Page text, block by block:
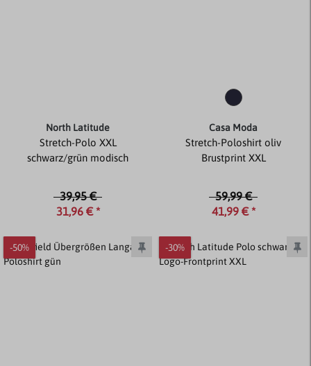
North Latitude
Stretch-Polo XXL
schwarz/grün modisch
39,95 €
31,96 € *
Casa Moda
Stretch-Poloshirt oliv
Brustprint XXL
59,99 €
41,99 € *
-50% -30%